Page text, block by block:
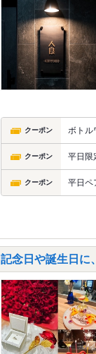
クーポン ボトル
クーポン 平日限
クーポン 平日ペ
記念日や誕生日